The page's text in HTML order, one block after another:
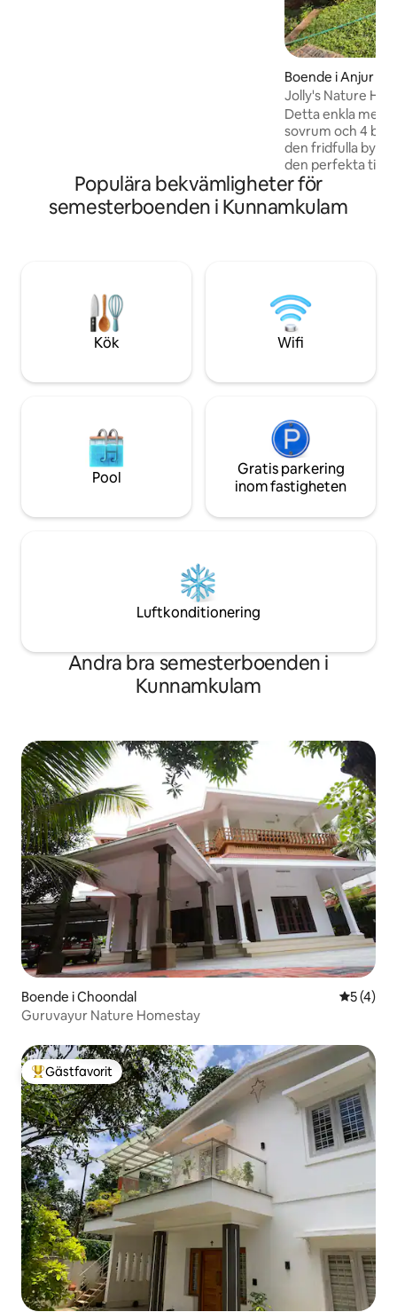
familjer och pilgrimer.
Boende i Anjur
Jolly's Nature
luftkonditionering
Detta enkla men
sovrum och 4
den fridfulla byn
den perfekta
trädgård till ljudet
prasslande löv,
att utforska
medan barnen
i ett säkert, öppet
upplev Keralas
takt!
Populära bekvämligheter för
semesterboenden i Kunnamkulam
Kök Wifi
Pool
Gratis parkering
inom fastigheten
Luftkonditionering
Andra bra semesterboenden i
Kunnamkulam
Boende i Choondal 5 av 5 i
5 (4)
Guruvayur Nature Homestay
Populär gästfavorit
Gästfavorit